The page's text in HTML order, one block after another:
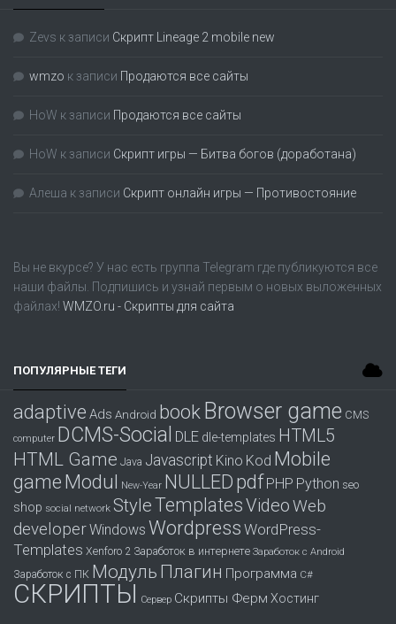
Zevs к записи Скрипт Lineage 2 mobile new
wmzo к записи Продаются все сайты
HoW к записи Продаются все сайты
HoW к записи Скрипт игры — Битва богов (доработана)
Алеша к записи Скрипт онлайн игры — Противостояние
Вы не вкурсе? У нас есть группа Telegram где публикуются все
наши файлы. Подпишись и узнай первым о новых выложенных
файлах! WMZO.ru - Скрипты для сайта
ПОПУЛЯРНЫЕ ТЕГИ
adaptive Ads Android book Browser game CMS
computer DCMS-Social DLE dle-templates HTML5
HTML Game Java Javascript Kino Kod Mobile
gameModul New-Year NULLED pdf PHP Python seo
shop social network StyleTemplatesVideoWeb
developerWindows Wordpress WordPress-
Templates Xenforo 2 Заработок в интернете Заработок с Android
Заработок с ПК Модуль Плагин Программа С#
СКРИПТЫ Сервер Скрипты Ферм Хостинг